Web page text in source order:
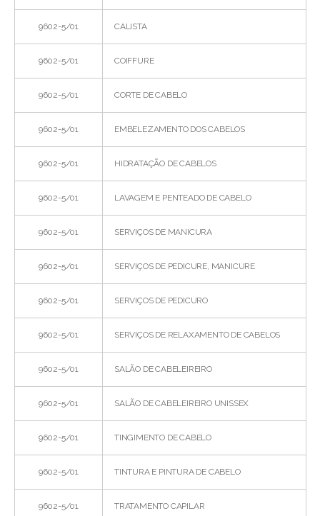
9602-5/01 CALISTA
9602-5/01 COIFFURE
9602-5/01 CORTE DE CABELO
9602-5/01 EMBELEZAMENTO DOS CABELOS
9602-5/01 HIDRATAÇÃO DE CABELOS
9602-5/01 LAVAGEM E PENTEADO DE CABELO
9602-5/01 SERVIÇOS DE MANICURA
9602-5/01 SERVIÇOS DE PEDICURE, MANICURE
9602-5/01 SERVIÇOS DE PEDICURO
9602-5/01 SERVIÇOS DE RELAXAMENTO DE CABELOS
9602-5/01 SALÃO DE CABELEIREIRO
9602-5/01 SALÃO DE CABELEIREIRO UNISSEX
9602-5/01 TINGIMENTO DE CABELO
9602-5/01 TINTURA E PINTURA DE CABELO
9602-5/01 TRATAMENTO CAPILAR